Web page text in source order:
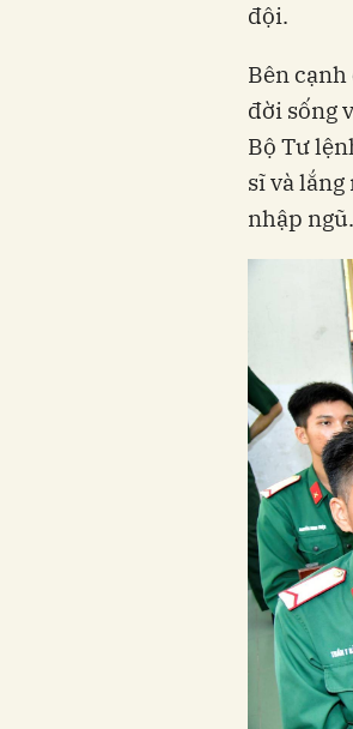
đội.
Bên
đời sống
Bộ Tư
sĩ và
nhập ngũ.